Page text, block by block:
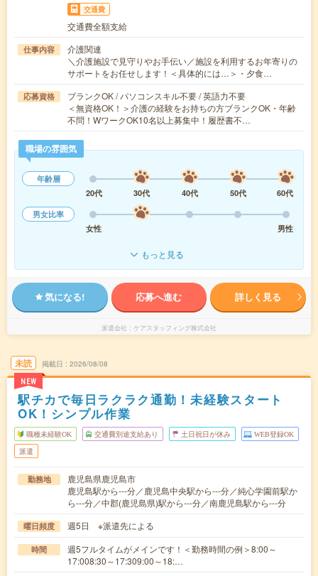
交通費
交通費全額支給
仕事内容
介護関連
＼介護施設で見守りやお手伝い／施設を利用するお年寄りの
サポートをお任せします！＜具体的には…＞・夕食…
応募資格
ブランクOK / パソコンスキル不要 / 英語力不要
＜無資格OK！＞介護の経験をお持ちの方ブランクOK・年齢
不問！WワークOK10名以上募集中！履歴書不…
職場の雰囲気
年齢層
20代
30代 40代 50代
60代
男女比率
女性
男性
もっと見る
気になる! 応募へ進む 詳しく見る
派遣会社 ケアスタッフィング株式会社
未読
NEW
掲載日 2026/08/08
駅チカで毎日ラクラク通勤！未経験スタート
OK！シンプル作業
職種未経験OK 交通費別途支給あり 土日祝日が休み WEB登録OK
派遣
勤務地
鹿児島県鹿児島市
鹿児島駅から---分／鹿児島中央駅から---分／純心学園前駅か
ら---分／中郡(鹿児島県)駅から---分／南鹿児島駅から---分
曜日頻度 週5日 ※派遣先による
時間
週5フルタイムがメインです！＜勤務時間の例＞8:00～
17:008:30～17:309:00～18:…